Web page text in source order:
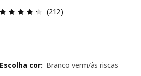
Avaliações: 4.3 de 5
(212)
Escolha cor: Branco verm/às riscas